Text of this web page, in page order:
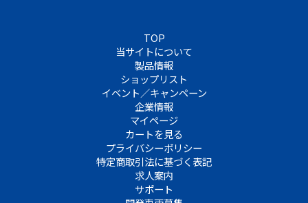
TOP
当サイトについて
製品情報
ショップリスト
イベント／キャンペーン
企業情報
マイページ
カートを見る
プライバシーポリシー
特定商取引法に基づく表記
求人案内
サポート